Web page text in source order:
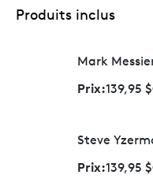
Produits inclus
Mark
Prix:139,95
Steve
Prix:139,95